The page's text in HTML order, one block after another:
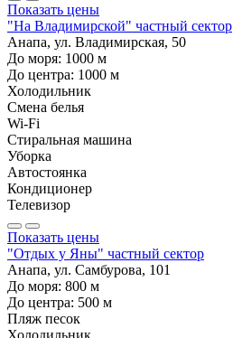
Показать цены
"На Владимирской" частный сектор
Анапа, ул. Владимирская, 50
До моря: 1000 м
До центра: 1000 м
Холодильник
Смена белья
Wi-Fi
Стиральная машина
Уборка
Автостоянка
Кондиционер
Телевизор
Показать цены
"Отдых у Яны" частный сектор
Анапа, ул. Самбурова, 101
До моря: 800 м
До центра: 500 м
Пляж песок
Холодильник